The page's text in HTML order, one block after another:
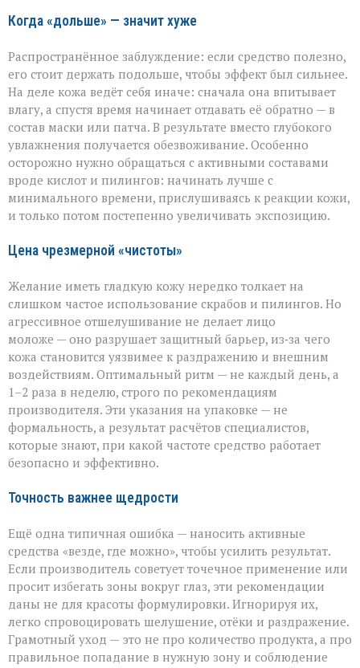
Когда «дольше» — значит хуже
Распространённое заблуждение: если средство полезно,
его стоит держать подольше, чтобы эффект был сильнее.
На деле кожа ведёт себя иначе: сначала она впитывает
влагу, а спустя время начинает отдавать её обратно — в
состав маски или патча. В результате вместо глубокого
увлажнения получается обезвоживание. Особенно
осторожно нужно обращаться с активными составами
вроде кислот и пилингов: начинать лучше с
минимального времени, прислушиваясь к реакции кожи,
и только потом постепенно увеличивать экспозицию.
Цена чрезмерной «чистоты»
Желание иметь гладкую кожу нередко толкает на
слишком частое использование скрабов и пилингов. Но
агрессивное отшелушивание не делает лицо
моложе — оно разрушает защитный барьер, из‑за чего
кожа становится уязвимее к раздражению и внешним
воздействиям. Оптимальный ритм — не каждый день, а
1–2 раза в неделю, строго по рекомендациям
производителя. Эти указания на упаковке — не
формальность, а результат расчётов специалистов,
которые знают, при какой частоте средство работает
безопасно и эффективно.
Точность важнее щедрости
Ещё одна типичная ошибка — наносить активные
средства «везде, где можно», чтобы усилить результат.
Если производитель советует точечное применение или
просит избегать зоны вокруг глаз, эти рекомендации
даны не для красоты формулировки. Игнорируя их,
легко спровоцировать шелушение, отёки и раздражение.
Грамотный уход — это не про количество продукта, а про
правильное попадание в нужную зону и соблюдение